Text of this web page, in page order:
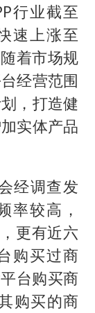
行业截至
速上涨至
着市场规
经营范围
，打造健
实体产品
经调查发
率较高，
更有近六
购买过商
台购买商
购买的商